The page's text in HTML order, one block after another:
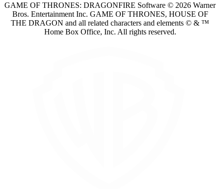
GAME OF THRONES: DRAGONFIRE Software © 2026 Warner
Bros. Entertainment Inc. GAME OF THRONES, HOUSE OF
THE DRAGON and all related characters and elements © & ™
Home Box Office, Inc. All rights reserved.